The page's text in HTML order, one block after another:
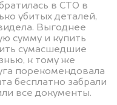
в СТО в
убитых деталей,
Выгоднее
сумму и купить
сумасшедшие
к тому же
порекомендовала
бесплатно забрали
все документы.